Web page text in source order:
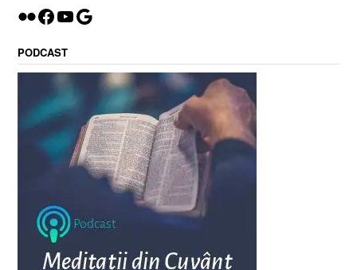
Flickr
Facebook
YouTube
Google
PODCAST